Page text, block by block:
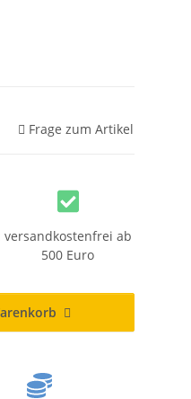
Frage zum Artikel
versandkostenfrei ab
500 Euro